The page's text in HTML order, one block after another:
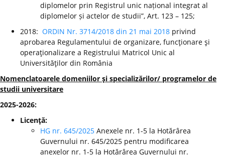
diplomelor prin Registrul unic național integrat al
diplomelor și actelor de studii”, Art. 123 – 125;
2018: ORDIN Nr. 3714/2018 din 21 mai 2018 privind
aprobarea Regulamentului de organizare, funcţionare şi
operaţionalizare a Registrului Matricol Unic al
Universităţilor din România
Nomenclatoarele domeniilor şi specializărilor/ programelor de
studii universitare
2025-2026:
Licenţă:
HG nr. 645/2025 Anexele nr. 1-5 la Hotărârea
Guvernului nr. 645/2025 pentru modificarea
anexelor nr. 1-5 la Hotărârea Guvernului nr.